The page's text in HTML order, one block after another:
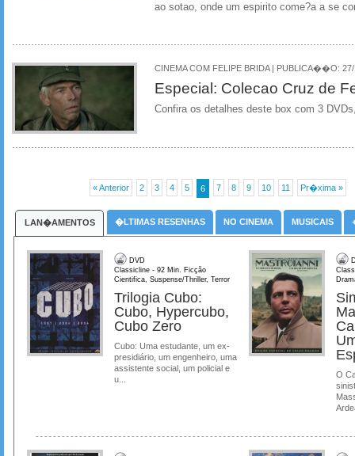
ao sotao, onde um espirito come?a a se
CINEMA COM FELIPE BRIDA | PUBLICA��O:
Especial: Colecao Cruz de
Confira os detalhes deste box com 3
« Anterior 2 3 4 5 6 7 8 9 10 11 Pr�xima »
LAN�AMENTOS �LTIMAS RESENHAS NO CINEMA MUSICAIS
DVD
Classicline - 92 Min. Ficção
Cientifica, Suspense/Thriller, Terror
Trilogia Cubo:
Cubo, Hypercubo,
Cubo Zero
Cubo: Uma estudante, um ex-
presidiário, um engenheiro, uma
assistente social, um policial e
u...
O